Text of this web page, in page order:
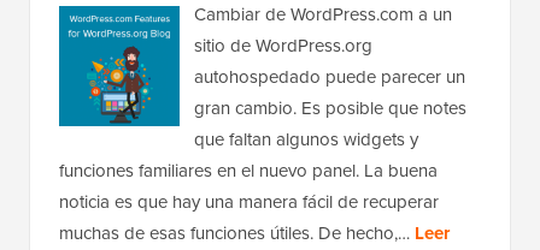
Cambiar de WordPress.com a un
sitio de WordPress.org
autohospedado puede parecer un
gran cambio. Es posible que notes
que faltan algunos widgets y
funciones familiares en el nuevo panel. La buena
noticia es que hay una manera fácil de recuperar
muchas de esas funciones útiles. De hecho,… Leer